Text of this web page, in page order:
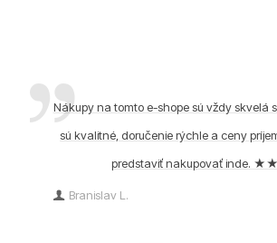
Nákupy na tomto e-shope sú vždy skvelá
sú kvalitné, doručenie rýchle a ceny
predstaviť nakupovať inde.
Branislav L.